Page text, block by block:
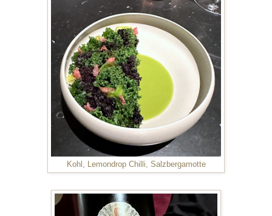
Kohl, Lemondrop Chilli, Salzbergamotte